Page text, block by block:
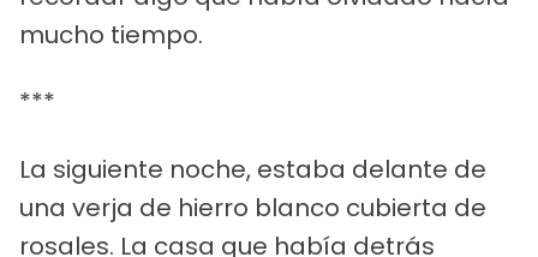
mucho tiempo.
***
La siguiente noche, estaba delante de
una verja de hierro blanco cubierta de
rosales. La casa que había detrás